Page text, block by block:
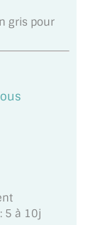
gris pour
5 à 10j